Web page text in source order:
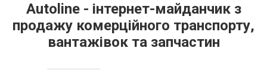
Autoline - інтернет-майданчик з
продажу комерційного транспорту,
вантажівок та запчастин